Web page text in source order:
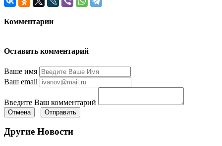
Комментарии
Оставить комментарий
Ваше имя
Ваш email
Введите Ваш комментарий
Отмена Отправить
Другие Новости